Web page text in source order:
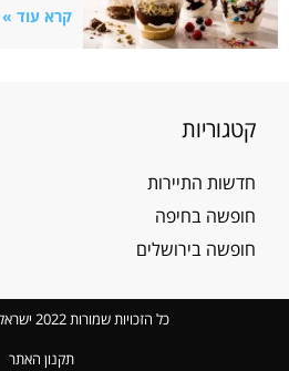
קרא עוד »
קטגוריות
חדשות התיירות
חופשה בחיפה
חופשה בירושלים
כל הזכויות שמורות 2022 ישראלינג Israeling
תקנון האתר